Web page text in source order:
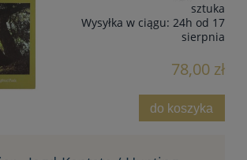
sztuka
Wysyłka w ciągu: 24h od 17
sierpnia
78,00 zł
do koszyka